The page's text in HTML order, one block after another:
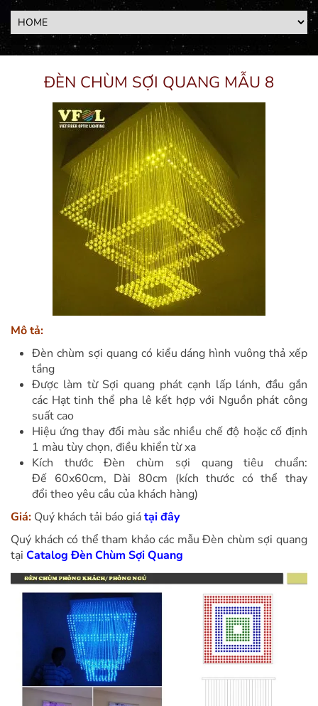
ĐÈN CHÙM SỢI QUANG MẪU 8
Mô tả:
Đèn chùm sợi quang có kiểu dáng hình vuông thả xếp
tầng
Được làm từ Sợi quang phát cạnh lấp lánh, đầu gắn
các Hạt tinh thể pha lê kết hợp với Nguồn phát công
suất cao
Hiệu ứng thay đổi màu sắc nhiều chế độ hoặc cố định
1 màu tùy chọn, điều khiển từ xa
Kích thước Đèn chùm sợi quang tiêu chuẩn:
Đế 60x60cm, Dài 80cm (kích thước có thể thay
đổi theo yêu cầu của khách hàng)
Giá: Quý khách tải báo giátại đây
Quý khách có thể tham khảo các mẫu Đèn chùm sợi quang
tại Catalog Đèn Chùm Sợi Quang